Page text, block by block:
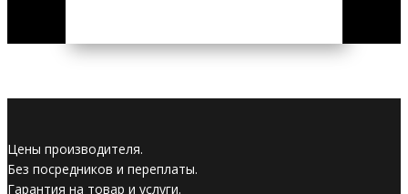
Цены производителя.
Без посредников и переплаты.
Гарантия на товар и услуги.